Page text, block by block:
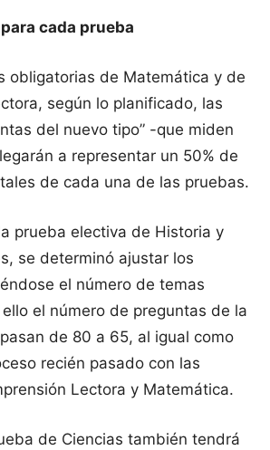
cada prueba
obligatorias de Matemática y de
según lo planificado, las
del nuevo tipo” -que miden
a representar un 50% de
de cada una de las pruebas.
prueba electiva de Historia y
se determinó ajustar los
el número de temas
el número de preguntas de la
de 80 a 65, al igual como
recién pasado con las
Lectora y Matemática.
de Ciencias también tendrá